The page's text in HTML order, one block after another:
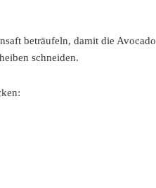
beträufeln, damit die Avocado
schneiden.